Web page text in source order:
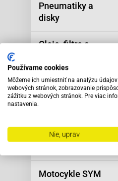
Pneumatiky a
disky
Oleje, filtre a
Reťaze
Motocykle SYM
Používame cookies
Môžeme ich umiestniť na analýzu
webových stránok, zobrazovanie
zážitku z webových stránok. Pre viac
nastavenia.
Nie, uprav